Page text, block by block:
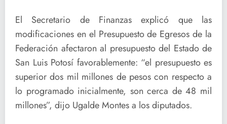
El Secretario de Finanzas explicó que las
modificaciones en el Presupuesto de Egresos de la
Federación afectaron al presupuesto del Estado de
San Luis Potosí favorablemente: “el presupuesto es
superior dos mil millones de pesos con respecto a
lo programado inicialmente, son cerca de 48 mil
millones”, dijo Ugalde Montes a los diputados.